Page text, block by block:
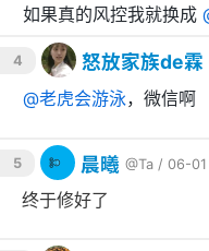
"apikey":
"port" : "8080" ,
"slot": "0",
}
如果真的风控我就换成
4 怒放家族de霖
@老虎会游泳，微信啊
5 晨曦 @Ta / 06-
终于修好了